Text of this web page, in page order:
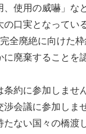
使用の威嚇」な
口実となってい
全廃絶に向けた
廃棄することを
約に参加しませ
会議に参加しま
たない国々の橋